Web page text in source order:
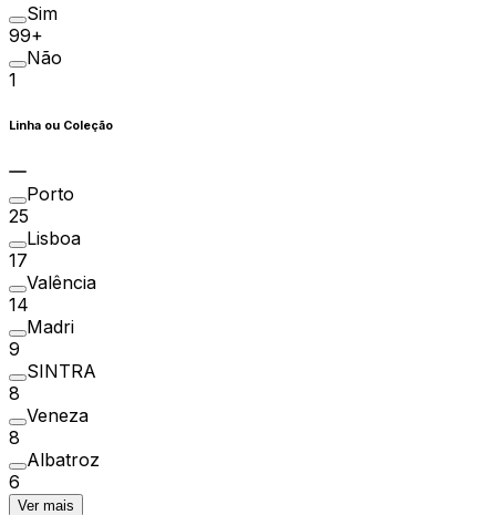
Sim
99+
Não
1
Linha ou Coleção
Porto
25
Lisboa
17
Valência
14
Madri
9
SINTRA
8
Veneza
8
Albatroz
6
Ver mais